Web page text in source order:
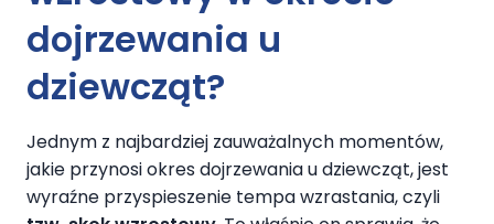
dojrzewania u
dziewcząt?
Jednym z najbardziej zauważalnych momentów,
jakie przynosi okres dojrzewania u dziewcząt, jest
wyraźne przyspieszenie tempa wzrastania, czyli